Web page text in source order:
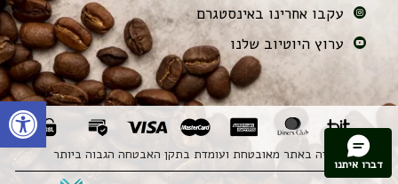
דברו איתנו
עקבו אחרינו באינסטגרם
ערוץ היוטיוב שלנו
הקניה באתר מאובטחת ועומדת בתקן האבטחה הגבוה ביותר